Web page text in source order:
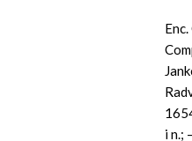
i n.;